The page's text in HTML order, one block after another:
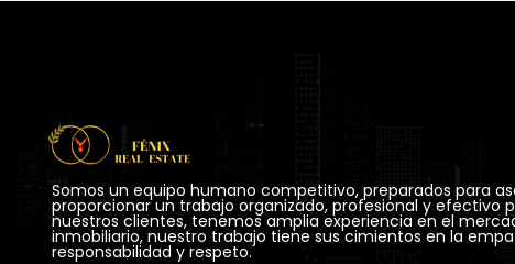
Somos un equipo humano competitivo, preparados para
proporcionar un trabajo organizado, profesional y efectivo
nuestros clientes, tenemos amplia experiencia en el
inmobiliario, nuestro trabajo tiene sus cimientos en la
responsabilidad y respeto.